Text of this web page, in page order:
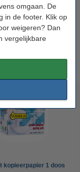
omgaan. De
in de footer. Klik op
weigeren? Dan
vergelijkbare
Hier worden
er niet bij? Dan
verder.
kopieerpapier 1 doos